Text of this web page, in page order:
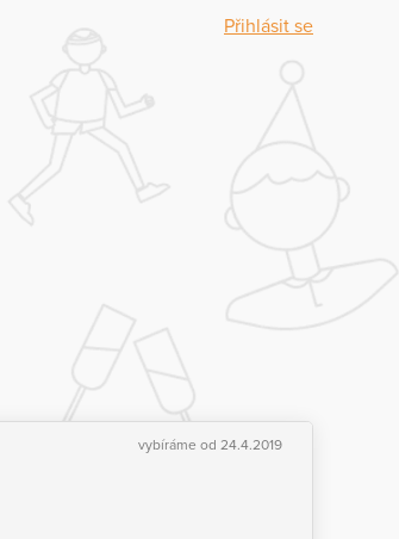
Přihlásit se
vybíráme od 24.4.2019